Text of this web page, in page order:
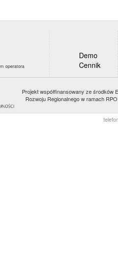
operatora
Demo
Cennik
Projekt współfinansowany ze środków
Rozwoju Regionalnego w ramach